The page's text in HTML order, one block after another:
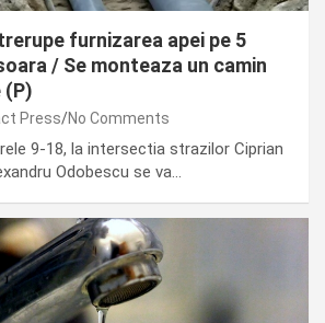
furnizarea apei pe 5
/ Se monteaza un camin
(P)
Press No Comments
9-18, la intersectia strazilor Ciprian
Odobescu se va…